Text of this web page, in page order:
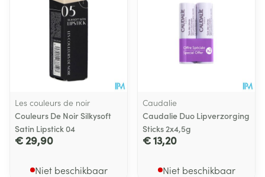
Les couleurs de noir
Couleurs De Noir Silkysoft
Satin Lipstick 04
€ 29,90
Niet beschikbaar
Caudalie
Caudalie Duo Lipverzorging
Sticks 2x4,5g
€ 13,20
Niet beschikbaar